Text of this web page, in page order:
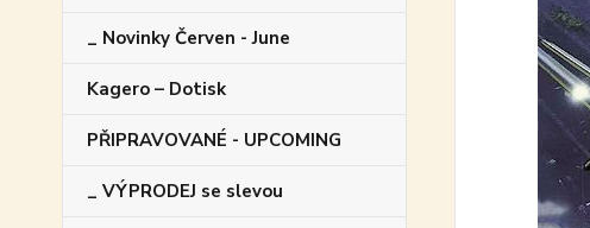
_ Novinky Červen - June
Kagero – Dotisk
PŘIPRAVOVANÉ - UPCOMING
_ VÝPRODEJ se slevou